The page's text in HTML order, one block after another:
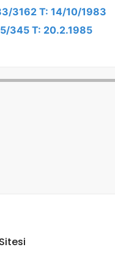
3162 T: 14/10/1983
345 T: 20.2.1985